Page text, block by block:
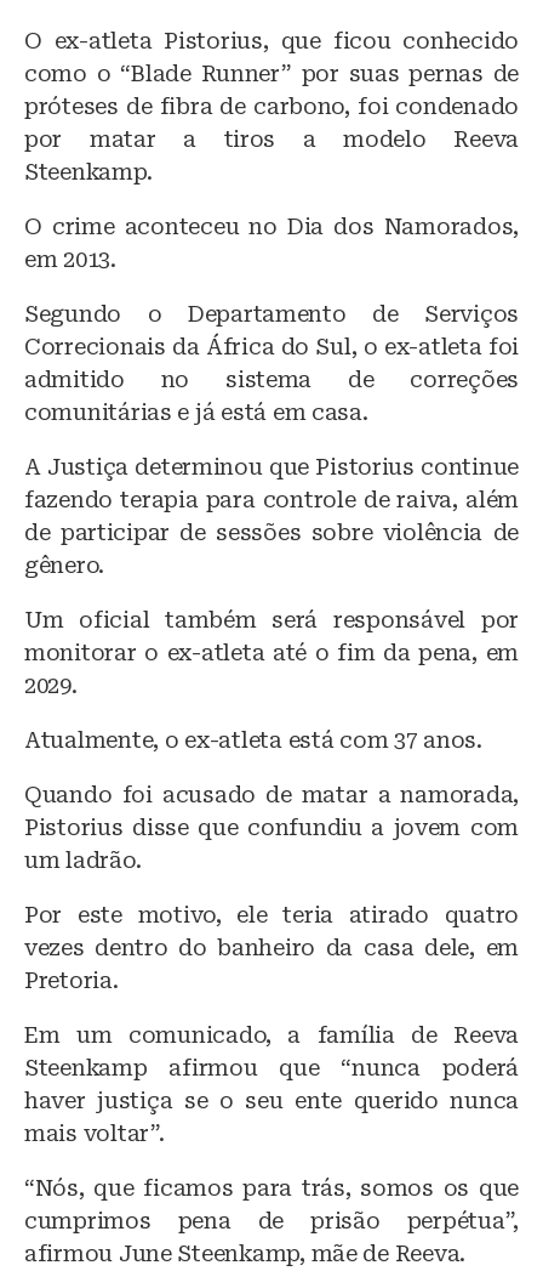
O ex-atleta Pistorius, que ficou conhecido
como o “Blade Runner” por suas pernas de
próteses de fibra de carbono, foi condenado
por matar a tiros a modelo Reeva
Steenkamp.
O crime aconteceu no Dia dos Namorados,
em 2013.
Segundo o Departamento de Serviços
Correcionais da África do Sul, o ex-atleta foi
admitido no sistema de correções
comunitárias e já está em casa.
A Justiça determinou que Pistorius continue
fazendo terapia para controle de raiva, além
de participar de sessões sobre violência de
gênero.
Um oficial também será responsável por
monitorar o ex-atleta até o fim da pena, em
2029.
Atualmente, o ex-atleta está com 37 anos.
Quando foi acusado de matar a namorada,
Pistorius disse que confundiu a jovem com
um ladrão.
Por este motivo, ele teria atirado quatro
vezes dentro do banheiro da casa dele, em
Pretoria.
Em um comunicado, a família de Reeva
Steenkamp afirmou que “nunca poderá
haver justiça se o seu ente querido nunca
mais voltar”.
“Nós, que ficamos para trás, somos os que
cumprimos pena de prisão perpétua”,
afirmou June Steenkamp, mãe de Reeva.